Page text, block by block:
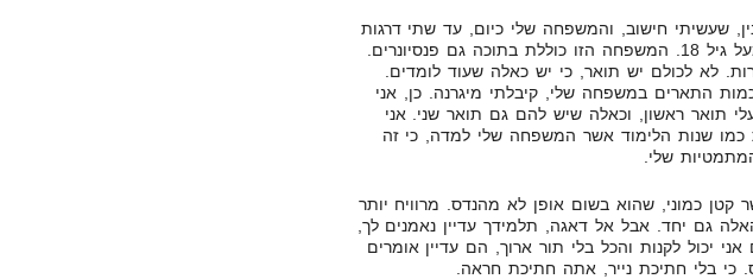
שעשיתי חישוב, והמשפחה שלי כיום, עד שתי דרגות
מרחק, מונה 15 נפשות, מעל גיל 18. המשפחה הזו כוללת בתוכה גם פנסיונרים.
מורכבת מ-3 דורות. לא לכולם יש תואר, כי יש כאלה שעוד לומדים.
התארים במשפחה שלי, קיבלתי מיגרנה. כן, אני
תואר ראשון, וכאלה שיש להם גם תואר שני. אני
כמו שנות הלימוד אשר המשפחה שלי למדה, כי זה
שלי.
קטן כמוני, שהוא בשום אופן לא מהנדס. מרוויח יותר
האלה גם יחד. אבל אל דאגה, תלמידך עדיין נאמנים לך,
יכול לקנות והכל בלי תור ארוך, הם עדיין אומרים
בלי חתיכת נייר, אתה חתיכת חראה.